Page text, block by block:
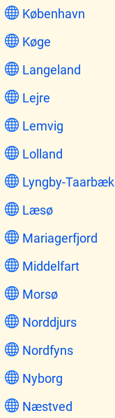
København
Køge
Langeland
Lejre
Lemvig
Lolland
Lyngby-Taarbæk
Læsø
Mariagerfjord
Middelfart
Morsø
Norddjurs
Nordfyns
Nyborg
Næstved